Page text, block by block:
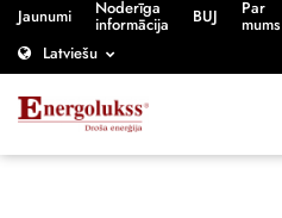
Jaunumi Noderīga
informācija BUJ Par
mums
Latviešu